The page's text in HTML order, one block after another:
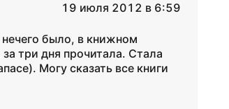
19 июля 2012 в 6:59
было, в книжном
три дня прочитала. Стала
Могу сказать все книги